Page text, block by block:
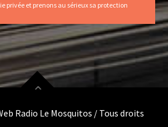
privée et prenons au sérieux sa protection
Radio Le Mosquitos / Tous droits